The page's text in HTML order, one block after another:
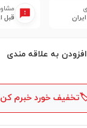
قبل
افزودن به علاقه مندی
تخفیف خورد خبرم کن